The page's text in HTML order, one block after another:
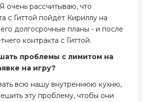
очень рассчитываю, что
с Гиттой пойдёт Кириллу на
долгосрочные планы - и после
контракта с Гиттой.
проблемы с лимитом на
на игру?
всю нашу внутреннюю кухню,
эту проблему, чтобы они